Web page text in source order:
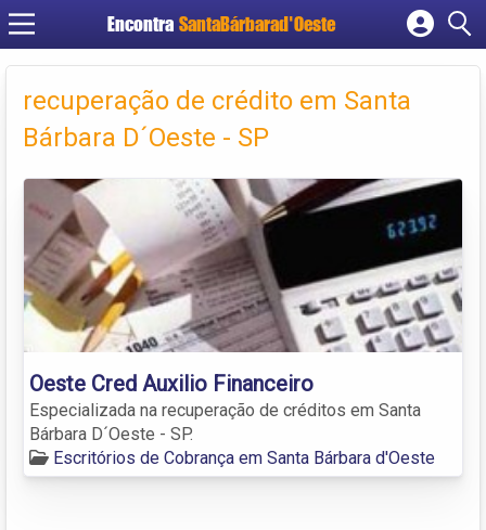
Encontra SantaBárbarad'Oeste
Cadastrar empresa
Criar conta
recuperação de crédito em Santa
Bárbara D´Oeste - SP
Oeste Cred Auxilio Financeiro
Especializada na recuperação de créditos em Santa
Bárbara D´Oeste - SP.
Escritórios de Cobrança em Santa Bárbara d'Oeste